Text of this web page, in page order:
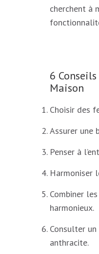
cherchent à
6
Maison
Choisir des
Assurer une
Penser à
Harmoniser
Combiner
harmonieux.
Consulter
anthracite.